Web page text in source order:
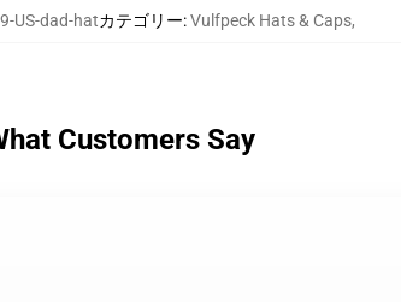
US-dad-hatカテゴリー:Vulfpeck Hats & Caps,
Customers Say